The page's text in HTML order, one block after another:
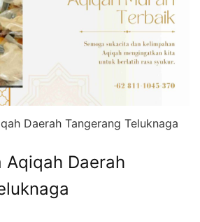
Daerah Tangerang Teluknaga
Aqiqah Daerah